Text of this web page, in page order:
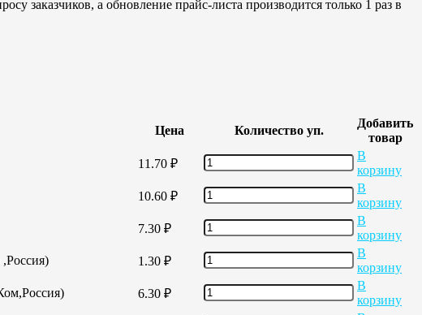
заказчиков, а обновление прайс-листа производится только 1 раз в
Цена Количество уп.
Добавить
товар
11.70 ₽
В
корзину
10.60 ₽
В
корзину
7.30 ₽
В
корзину
1.30 ₽
В
корзину
6.30 ₽
В
корзину